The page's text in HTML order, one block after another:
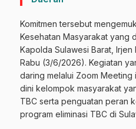
Komitmen tersebut
Kesehatan Masyarakat yang
Kapolda Sulawesi Barat, Irjen
Rabu (3/6/2026). Kegiatan
daring melalui Zoom
dini kelompok masyarakat
TBC serta penguatan peran
program eliminasi TBC di